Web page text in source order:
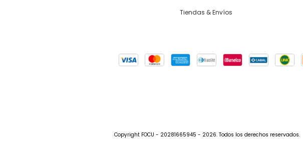
Tiendas & Envíos
Copyright FOCU - 20281665945 - 2026. Todos los derechos reservados.